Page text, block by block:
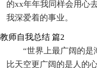
的xx年年我同样会用心
我深爱着的事业。
教师自我总结 篇2
“世界上最广阔的是
比天空更广阔的是人的